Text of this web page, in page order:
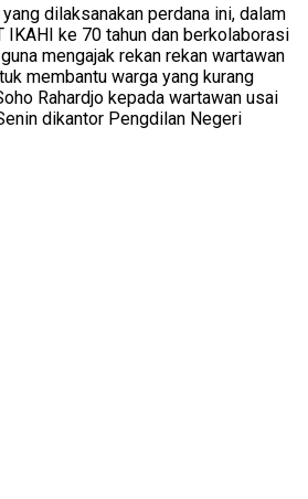
dilaksanakan perdana ini, dalam
IKAHI ke 70 tahun dan berkolaborasi
mengajak rekan rekan wartawan
membantu warga yang kurang
Rahardjo kepada wartawan usai
dikantor Pengdilan Negeri